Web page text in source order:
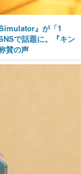
』が「1
で話題に。『キン
賛の声